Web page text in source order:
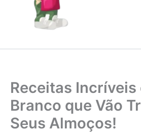
Receitas Incríveis
Branco que Vão
Seus Almoços!